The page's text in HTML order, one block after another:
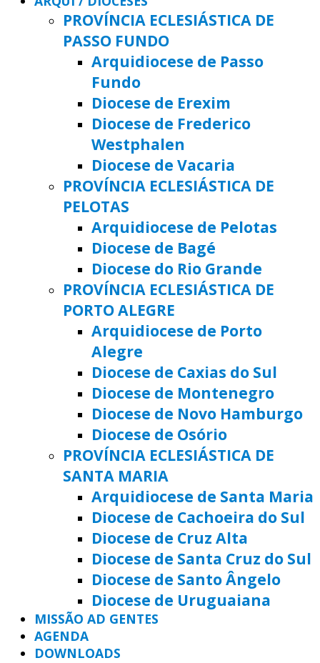
PROVÍNCIA ECLESIÁSTICA DE
PASSO FUNDO
Arquidiocese de Passo
Fundo
Diocese de Erexim
Diocese de Frederico
Westphalen
Diocese de Vacaria
PROVÍNCIA ECLESIÁSTICA DE
PELOTAS
Arquidiocese de Pelotas
Diocese de Bagé
Diocese do Rio Grande
PROVÍNCIA ECLESIÁSTICA DE
PORTO ALEGRE
Arquidiocese de Porto
Alegre
Diocese de Caxias do Sul
Diocese de Montenegro
Diocese de Novo Hamburgo
Diocese de Osório
PROVÍNCIA ECLESIÁSTICA DE
SANTA MARIA
Arquidiocese de Santa Maria
Diocese de Cachoeira do Sul
Diocese de Cruz Alta
Diocese de Santa Cruz do Sul
Diocese de Santo Ângelo
Diocese de Uruguaiana
MISSÃO AD GENTES
AGENDA
DOWNLOADS